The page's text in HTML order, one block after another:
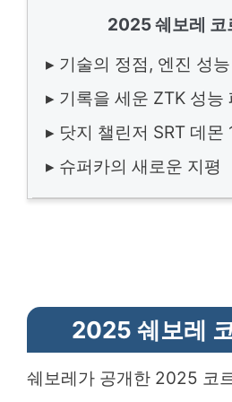
2025 쉐보레 코
▸ 기술의 정점, 엔진 성능
▸ 기록을 세운 ZTK 성능
▸ 닷지 챌린저 SRT 데몬
▸ 슈퍼카의 새로운 지평
2025 쉐보레
쉐보레가 공개한 2025 코